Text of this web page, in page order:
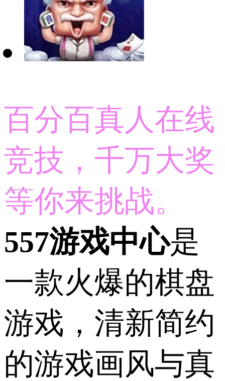
百分百真人在线
竞技，千万大奖
等你来挑战。
557游戏中心是
一款火爆的棋盘
游戏，清新简约
的游戏画风与真